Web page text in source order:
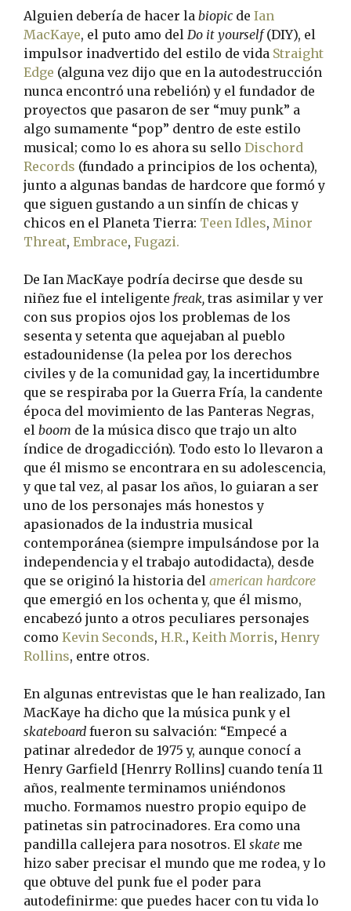
Alguien debería de hacer la biopic de Ian
MacKaye, el puto amo del Do it yourself(DIY), el
impulsor inadvertido del estilo de vida Straight
Edge (alguna vez dijo que en la autodestrucción
nunca encontró una rebelión) y el fundador de
proyectos que pasaron de ser “muy punk” a
algo sumamente “pop” dentro de este estilo
musical; como lo es ahora su sello Dischord
Records (fundado a principios de los ochenta),
junto a algunas bandas de hardcore que formó y
que siguen gustando a un sinfín de chicas y
chicos en el Planeta Tierra: Teen Idles, Minor
Threat, Embrace, Fugazi.
De Ian MacKaye podría decirse que desde su
niñez fue el inteligente freak, tras asimilar y ver
con sus propios ojos los problemas de los
sesenta y setenta que aquejaban al pueblo
estadounidense (la pelea por los derechos
civiles y de la comunidad gay, la incertidumbre
que se respiraba por la Guerra Fría, la candente
época del movimiento de las Panteras Negras,
el boom de la música disco que trajo un alto
índice de drogadicción). Todo esto lo llevaron a
que él mismo se encontrara en su adolescencia,
y que tal vez, al pasar los años, lo guiaran a ser
uno de los personajes más honestos y
apasionados de la industria musical
contemporánea (siempre impulsándose por la
independencia y el trabajo autodidacta), desde
que se originó la historia del american hardcore
que emergió en los ochenta y, que él mismo,
encabezó junto a otros peculiares personajes
como Kevin Seconds, H.R., Keith Morris, Henry
Rollins, entre otros.
En algunas entrevistas que le han realizado, Ian
MacKaye ha dicho que la música punk y el
skateboard fueron su salvación: “Empecé a
patinar alrededor de 1975 y, aunque conocí a
Henry Garfield [Henrry Rollins] cuando tenía 11
años, realmente terminamos uniéndonos
mucho. Formamos nuestro propio equipo de
patinetas sin patrocinadores. Era como una
pandilla callejera para nosotros. El skate me
hizo saber precisar el mundo que me rodea, y lo
que obtuve del punk fue el poder para
autodefinirme: que puedes hacer con tu vida lo